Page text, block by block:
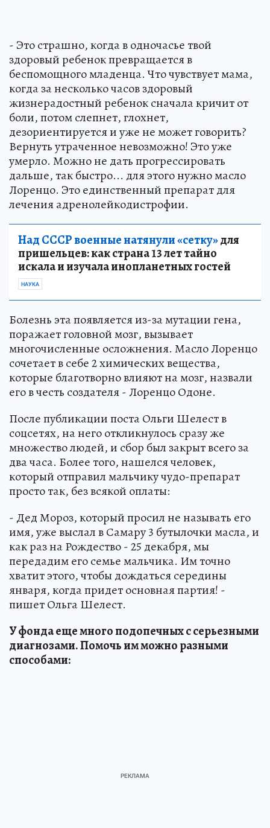
- Это страшно, когда в одночасье твой
здоровый ребенок превращается в
беспомощного младенца. Что чувствует мама,
когда за несколько часов здоровый
жизнерадостный ребенок сначала кричит от
боли, потом слепнет, глохнет,
дезориентируется и уже не может говорить?
Вернуть утраченное невозможно! Это уже
умерло. Можно не дать прогрессировать
дальше, так быстро... для этого нужно масло
Лоренцо. Это единственный препарат для
лечения адренолейкодистрофии.
Над СССР военные натянули «сетку»для
пришельцев: как страна 13 лет тайно
искала и изучала инопланетных гостей
НАУКА
Болезнь эта появляется из-за мутации гена,
поражает головной мозг, вызывает
многочисленные осложнения. Масло Лоренцо
сочетает в себе 2 химических вещества,
которые благотворно влияют на мозг, назвали
его в честь создателя - Лоренцо Одоне.
После публикации поста Ольги Шелест в
соцсетях, на него откликнулось сразу же
множество людей, и сбор был закрыт всего за
два часа. Более того, нашелся человек,
который отправил мальчику чудо-препарат
просто так, без всякой оплаты:
- Дед Мороз, который просил не называть его
имя, уже выслал в Самару 3 бутылочки масла, и
как раз на Рождество - 25 декабря, мы
передадим его семье мальчика. Им точно
хватит этого, чтобы дождаться середины
января, когда придет основная партия! -
пишет Ольга Шелест.
У фонда еще много подопечных с серьезными
диагнозами. Помочь им можно разными
способами: